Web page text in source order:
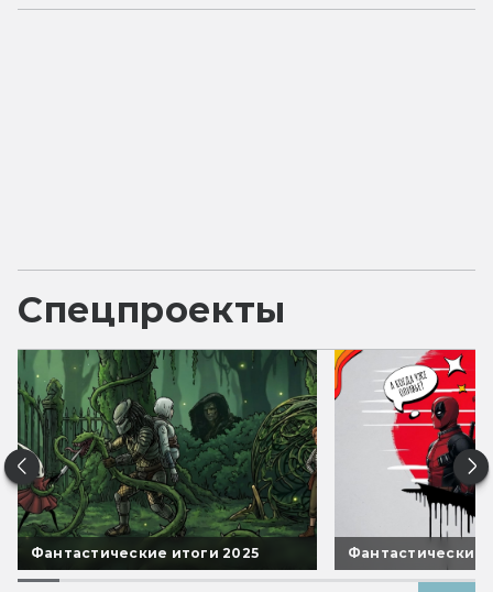
Спецпроекты
Фантастические итоги 2025 Фантастические